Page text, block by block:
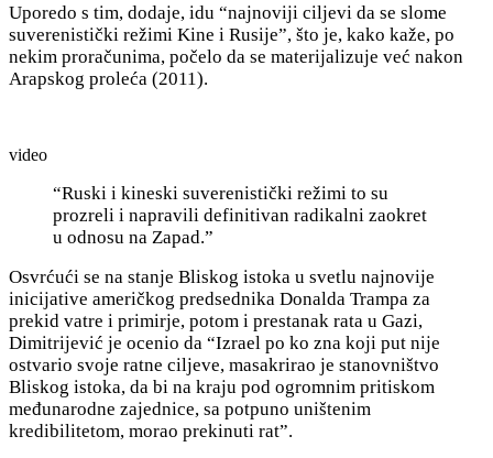
Uporedo s tim, dodaje, idu “najnoviji ciljevi da se slome
suverenistički režimi Kine i Rusije”, što je, kako kaže, po
nekim proračunima, počelo da se materijalizuje već nakon
Arapskog proleća (2011).
video
“Ruski i kineski suverenistički režimi to su
prozreli i napravili definitivan radikalni zaokret
u odnosu na Zapad.”
Osvrćući se na stanje Bliskog istoka u svetlu najnovije
inicijative američkog predsednika Donalda Trampa za
prekid vatre i primirje, potom i prestanak rata u Gazi,
Dimitrijević je ocenio da “Izrael po ko zna koji put nije
ostvario svoje ratne ciljeve, masakrirao je stanovništvo
Bliskog istoka, da bi na kraju pod ogromnim pritiskom
međunarodne zajednice, sa potpuno uništenim
kredibilitetom, morao prekinuti rat”.